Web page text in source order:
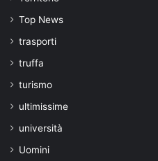
Top News
trasporti
truffa
turismo
ultimissime
università
Uomini